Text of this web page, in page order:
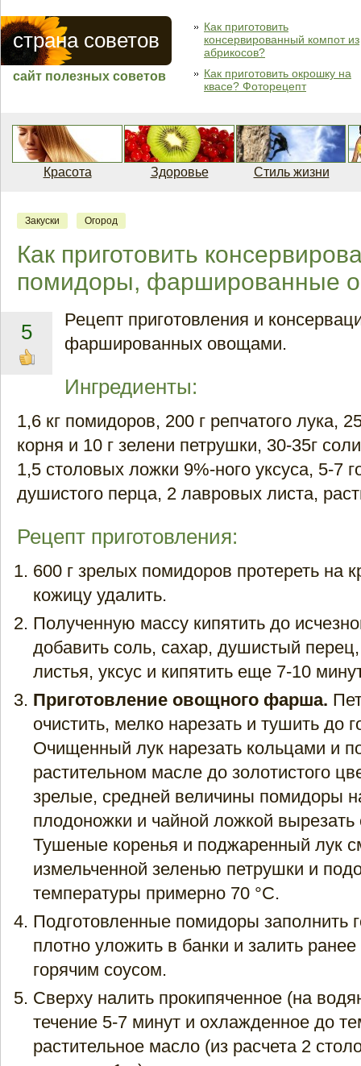
страна советов
сайт полезных советов
Как приготовить
консервированный компот из
абрикосов?
Как приготовить окрошку на
квасе? Фоторецепт
Красота Здоровье Стиль жизни
Закуски Огород
Как приготовить
помидоры, фаршированные
5
Рецепт приготовления и
фаршированных овощами.
Ингредиенты:
1,6 кг помидоров, 200 г репчатого лука,
корня и 10 г зелени петрушки, 30-35г
1,5 столовых ложки 9%-ного уксуса, 5-7
душистого перца, 2 лавровых листа,
Рецепт приготовления:
600 г зрелых помидоров протереть на
кожицу удалить.
Полученную массу кипятить до
добавить соль, сахар, душистый
листья, уксус и кипятить еще 7-10
Приготовление овощного фарша.
очистить, мелко нарезать и тушить до
Очищенный лук нарезать кольцами и
растительном масле до золотистого
зрелые, средней величины помидоры
плодоножки и чайной ложкой вырезать
Тушеные коренья и поджаренный лук
измельченной зеленью петрушки и
температуры примерно 70 °С.
Подготовленные помидоры заполнить
плотно уложить в банки и залить
горячим соусом.
Сверху налить прокипяченное (на
течение 5-7 минут и охлажденное до
растительное масло (из расчета 2